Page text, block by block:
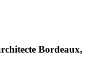
Bordeaux,